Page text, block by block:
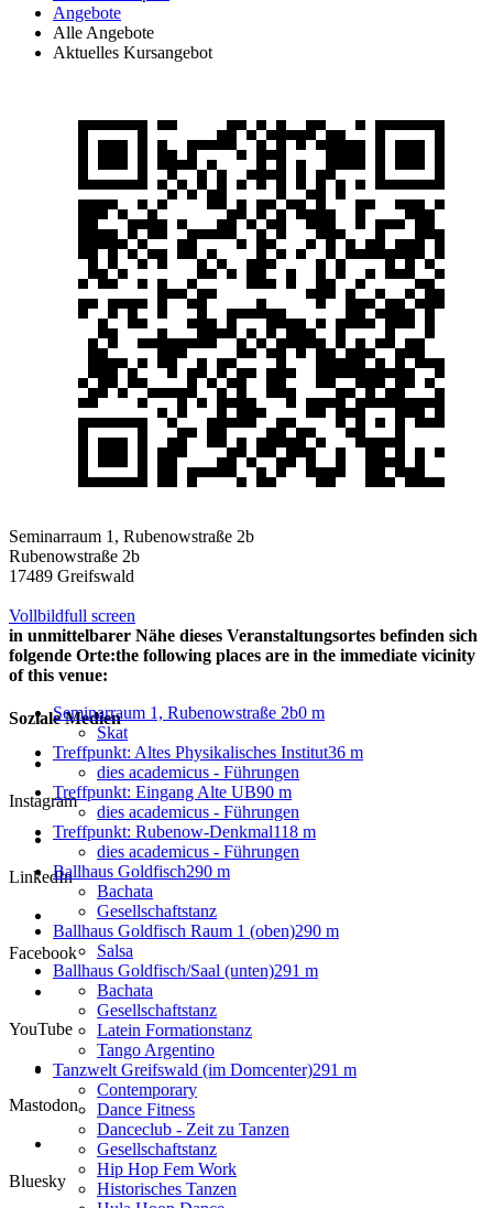
Angebote
Alle Angebote
Aktuelles Kursangebot
Seminarraum 1, Rubenowstraße 2b
Rubenowstraße 2b
17489 Greifswald
Vollbildfull screen
in unmittelbarer Nähe dieses Veranstaltungsortes befinden sich
folgende Orte:the following places are in the immediate vicinity
of this venue:
Seminarraum 1, Rubenowstraße 2b0 m
Skat
Treffpunkt: Altes Physikalisches Institut36 m
dies academicus - Führungen
Treffpunkt: Eingang Alte UB90 m
dies academicus - Führungen
Treffpunkt: Rubenow-Denkmal118 m
dies academicus - Führungen
Ballhaus Goldfisch290 m
Bachata
Gesellschaftstanz
Ballhaus Goldfisch Raum 1 (oben)290 m
Salsa
Ballhaus Goldfisch/Saal (unten)291 m
Bachata
Gesellschaftstanz
Latein Formationstanz
Tango Argentino
Tanzwelt Greifswald (im Domcenter)291 m
Contemporary
Dance Fitness
Danceclub - Zeit zu Tanzen
Gesellschaftstanz
Hip Hop Fem Work
Historisches Tanzen
Soziale Medien
Instagram
LinkedIn
Facebook
YouTube
Mastodon
Bluesky